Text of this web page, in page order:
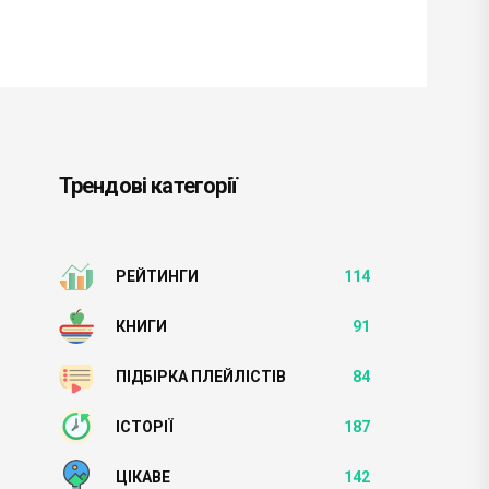
Трендові категорії
РЕЙТИНГИ 114
КНИГИ 91
ПІДБІРКА ПЛЕЙЛІСТІВ 84
ІСТОРІЇ 187
ЦІКАВЕ 142